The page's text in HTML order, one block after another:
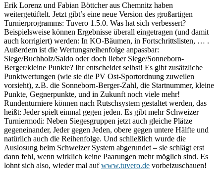
Erik Lorenz und Fabian Böttcher aus Chemnitz haben
weitergetüftelt. Jetzt gibt’s eine neue Version des großartigen
Turnierprogramms: Tuvero 1.5.0. Was hat sich verbessert?
Beispielsweise können Ergebnisse überall eingetragen (und damit
auch korrigiert) werden: In KO-Bäumen, in Fortschrittslisten, … .
Außerdem ist die Wertungsreihenfolge anpassbar:
Siege/Buchholz/Saldo oder doch lieber Siege/Sonneborn-
Berger/kleine Punkte? Ihr entscheidet selbst! Es gibt zusätzliche
Punktwertungen (wie sie die PV Ost-Sportordnung zuweilen
vorsieht), z.B. die Sonneborn-Berger-Zahl, die Startnummer, kleine
Punkte, Gegnerpunkte, und in Zukunft noch viele mehr!
Rundenturniere können nach Rutschsystem gestaltet werden, das
heißt: Jeder spielt einmal gegen jeden. Es gibt mehr Schweizer
Turniermodi: Neben Siegesgruppen jetzt auch gleiche Plätze
gegeneinander, Jeder gegen Jeden, obere gegen untere Hälfte und
natürlich auch die Reihenfolge. Und schließlich wurde die
Auslosung beim Schweizer System abgerundet – sie schlägt erst
dann fehl, wenn wirklich keine Paarungen mehr möglich sind. Es
lohnt sich also, wieder mal aufwww.tuvero.de vorbeizuschauen!